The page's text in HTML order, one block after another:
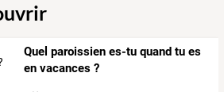
Quel paroissien es-tu quand tu es
en vacances ?